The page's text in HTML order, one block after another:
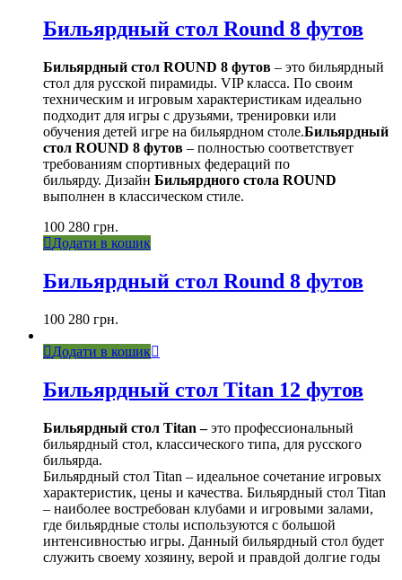
Бильярдный стол Round 8 футов
Бильярдный стол ROUND 8 футов – это бильярдный
стол для русской пирамиды. VIP класса. По своим
техническим и игровым характеристикам идеально
подходит для игры с друзьями, тренировки или
обучения детей игре на бильярдном столе.Бильярдный
стол ROUND 8 футов – полностью соответствует
требованиям спортивных федераций по
бильярду. Дизайн Бильярдного стола ROUND
выполнен в классическом стиле.
100 280 грн.
Додати в кошик
Бильярдный стол Round 8 футов
100 280 грн.
Додати в кошик
Бильярдный стол Titan 12 футов
Бильярдный стол Titan –это профессиональный
бильярдный стол, классического типа, для русского
бильярда.
Бильярдный стол Titan – идеальное сочетание игровых
характеристик, цены и качества. Бильярдный стол Titan
– наиболее востребован клубами и игровыми залами,
где бильярдные столы используются с большой
интенсивностью игры. Данный бильярдный стол будет
служить своему хозяину, верой и правдой долгие годы